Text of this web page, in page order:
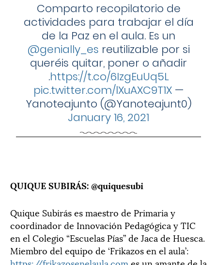
Comparto recopilatorio de
actividades para trabajar el día
de la Paz en el aula. Es un
@genially_es reutilizable por si
queréis quitar, poner o añadir
.https://t.co/6IzgEuUq5L
pic.twitter.com/lXuAXC9T1X —
Yanoteajunto (@Yanoteajunt0)
January 16, 2021
QUIQUE SUBIRÁS: @quiquesubi
Quique Subirás es maestro de Primaria y
coordinador de Innovación Pedagógica y TIC
en el Colegio “Escuelas Pías” de Jaca de Huesca.
Miembro del equipo de ‘Frikazos en el aula’: